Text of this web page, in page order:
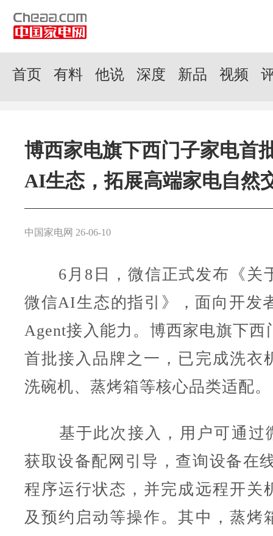
首页 有料 他说 深度 新品 视频
博西家电旗下西门子家电首
AI生态，拓展高端家电自然
中国家电网 26-06-10
6月8日，微信正式发布《关
微信AI生态的指引》，面向开发
Agent接入能力。博西家电旗下西
首批接入品牌之一，已完成洗衣
洗碗机、蒸烤箱等核心品类适配。
基于此次接入，用户可通过
获取设备配网引导，查询设备在
程序运行状态，并完成远程开关
及预约启动等操作。其中，蒸烤